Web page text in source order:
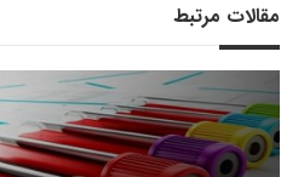
مقالات مرتبط